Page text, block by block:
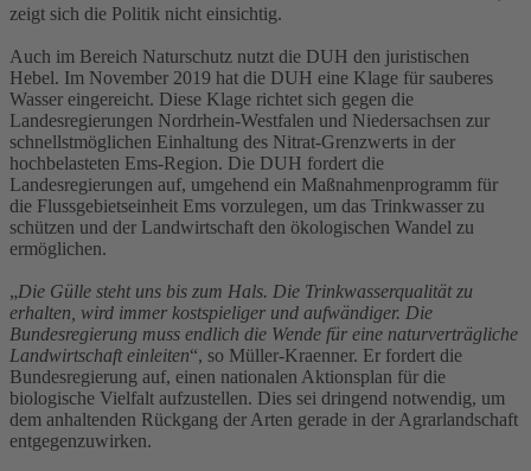
zeigt sich die Politik nicht einsichtig.
Auch im Bereich Naturschutz nutzt die DUH den juristischen
Hebel. Im November 2019 hat die DUH eine Klage für sauberes
Wasser eingereicht. Diese Klage richtet sich gegen die
Landesregierungen Nordrhein-Westfalen und Niedersachsen zur
schnellstmöglichen Einhaltung des Nitrat-Grenzwerts in der
hochbelasteten Ems-Region. Die DUH fordert die
Landesregierungen auf, umgehend ein Maßnahmenprogramm für
die Flussgebietseinheit Ems vorzulegen, um das Trinkwasser zu
schützen und der Landwirtschaft den ökologischen Wandel zu
ermöglichen.
„Die Gülle steht uns bis zum Hals. Die Trinkwasserqualität zu
erhalten, wird immer kostspieliger und aufwändiger. Die
Bundesregierung muss endlich die Wende für eine naturverträgliche
Landwirtschaft einleiten“, so Müller-Kraenner. Er fordert die
Bundesregierung auf, einen nationalen Aktionsplan für die
biologische Vielfalt aufzustellen. Dies sei dringend notwendig, um
dem anhaltenden Rückgang der Arten gerade in der Agrarlandschaft
entgegenzuwirken.